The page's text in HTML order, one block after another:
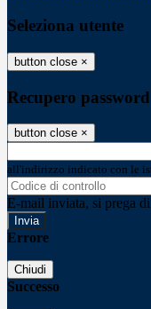
Seleziona utente
button close ×
Recupero password
button close ×
all'indirizzo indicato con le
E-mail inviata, si prega
Errore
Chiudi
Successo